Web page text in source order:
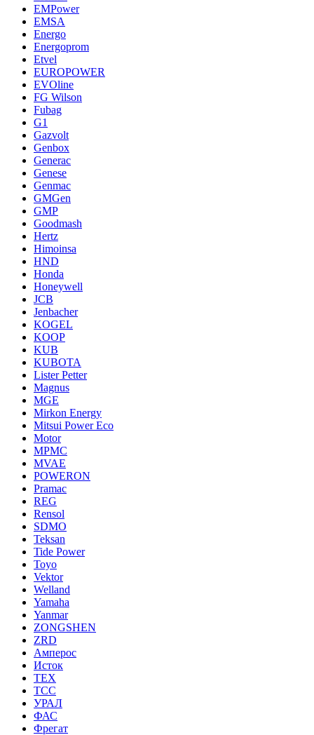
EMPower
EMSA
Energo
Energoprom
Etvel
EUROPOWER
EVOline
FG Wilson
Fubag
G1
Gazvolt
Genbox
Generac
Genese
Genmac
GMGen
GMP
Goodmash
Hertz
Himoinsa
HND
Honda
Honeywell
JCB
Jenbacher
KOGEL
KOOP
KUB
KUBOTA
Lister Petter
Magnus
MGE
Mirkon Energy
Mitsui Power Eco
Motor
MPMC
MVAE
POWERON
Pramac
REG
Rensol
SDMO
Teksan
Tide Power
Toyo
Vektor
Welland
Yamaha
Yanmar
ZONGSHEN
ZRD
Амперос
Исток
ТЕХ
ТСС
УРАЛ
ФАС
Фрегат